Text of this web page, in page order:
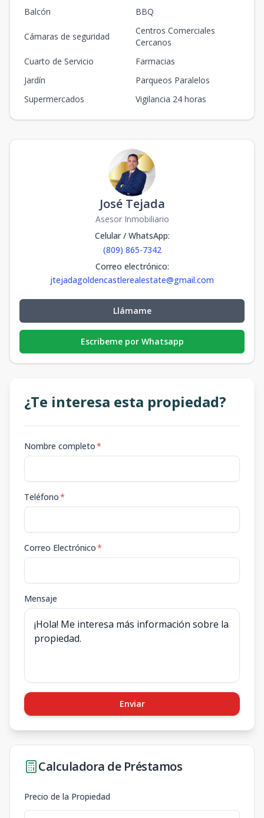
Balcón BBQ
Cámaras de seguridad
Centros Comerciales
Cercanos
Cuarto de Servicio
Farmacias
Jardín
Parqueos Paralelos
Supermercados
Vigilancia 24 horas
José Tejada
Asesor Inmobiliario
Celular / WhatsApp:
(809) 865-7342
Correo electrónico:
jtejadagoldencastlerealestate@gmail.com
Llámame
Escribeme por Whatsapp
¿Te interesa esta propiedad?
Nombre completo*
Teléfono*
Correo Electrónico*
Mensaje
Enviar
Calculadora de Préstamos
Precio de la Propiedad